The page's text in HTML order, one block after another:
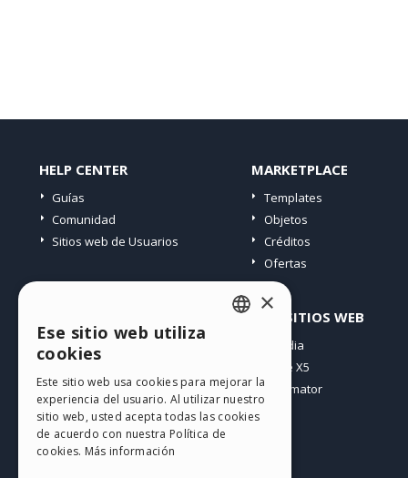
HELP CENTER
Guías
Comunidad
Sitios web de Usuarios
MARKETPLACE
Templates
Objetos
Créditos
Ofertas
Mis post
Mis download
Espacio Web
Mis Créditos
OTROS SITIOS WEB
Incomedia
WebSite X5
WebAnimator
GERMAN
SPANISH
×
Ese sitio web utiliza
cookies
Este sitio web usa cookies para mejorar la
experiencia del usuario. Al utilizar nuestro
sitio web, usted acepta todas las cookies
de acuerdo con nuestra Política de
cookies. Más información